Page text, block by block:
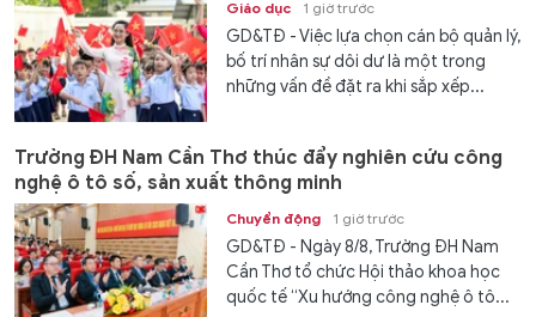
Giáo dục 1 giờ trước
GD&TĐ - Việc lựa chọn cán bộ quản lý,
bố trí nhân sự dôi dư là một trong
những vấn đề đặt ra khi sắp xếp...
Trường ĐH Nam Cần Thơ thúc đẩy nghiên cứu công
nghệ ô tô số, sản xuất thông minh
Chuyển động 1 giờ trước
GD&TĐ - Ngày 8/8, Trường ĐH Nam
Cần Thơ tổ chức Hội thảo khoa học
quốc tế “Xu hướng công nghệ ô tô...